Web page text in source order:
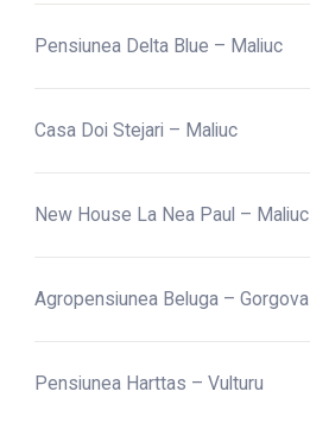
Pensiunea Delta Blue – Maliuc
Casa Doi Stejari – Maliuc
New House La Nea Paul – Maliuc
Agropensiunea Beluga – Gorgova
Pensiunea Harttas – Vulturu